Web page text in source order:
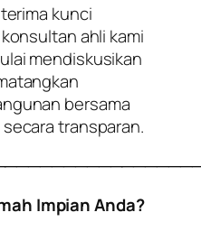
kunci
ahli kami
mendiskusikan
bersama
secara transparan.
Impian Anda?